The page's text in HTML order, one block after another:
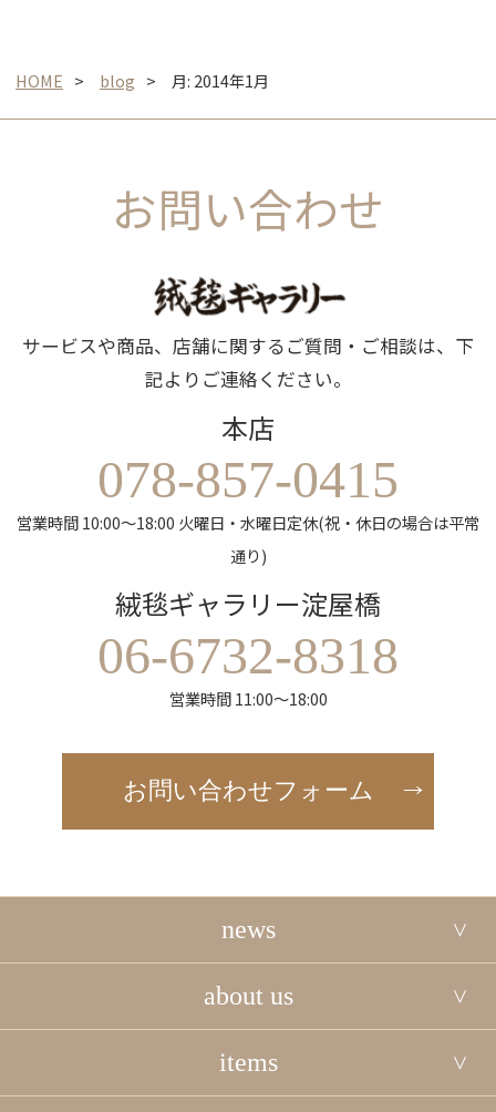
HOME blog 月: 2014年1月
お問い合わせ
サービスや商品、店舗に関するご質問・ご相談は、下
記よりご連絡ください。
本店
078-857-0415
営業時間 10:00～18:00 火曜日・水曜日定休(祝・休日の場合は平常
通り)
絨毯ギャラリー淀屋橋
06-6732-8318
営業時間 11:00～18:00
お問い合わせフォーム
news
about us
items